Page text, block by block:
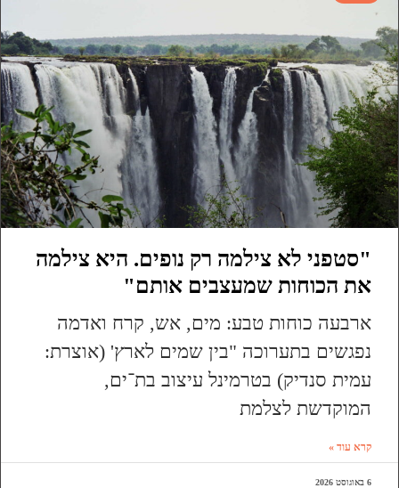
"סטפני לא צילמה רק נופים. היא צילמה
את הכוחות שמעצבים אותם"
ארבעה כוחות טבע: מים, אש, קרח ואדמה
נפגשים בתערוכה "בין שמים לארץ' (אוצרת:
עמית סנדיק) בטרמינל עיצוב בת־ים,
המוקדשת לצלמת
קרא עוד »
6 באוגוסט 2026